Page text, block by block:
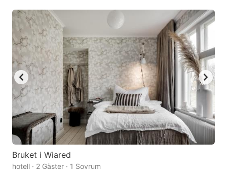
Bruket i Wiared
hotell · 2 Gäster · 1 Sovrum